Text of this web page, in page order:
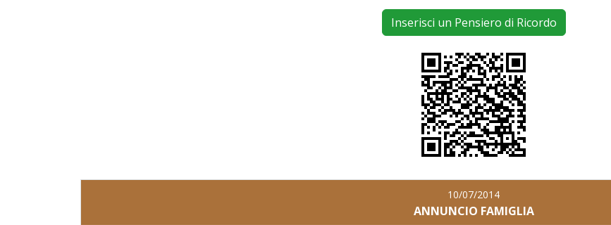
Inserisci un Pensiero di Ricordo
10/07/2014
ANNUNCIO FAMIGLIA